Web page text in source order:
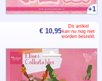
+1
€ 10,95
Dit artikel
kan nu nog niet
worden besteld.